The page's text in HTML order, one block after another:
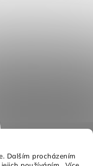
Dalším procházením